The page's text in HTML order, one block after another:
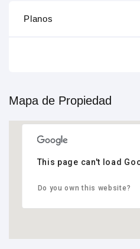
Planos
Mapa de Propiedad
This page can't load
Do you own this website?